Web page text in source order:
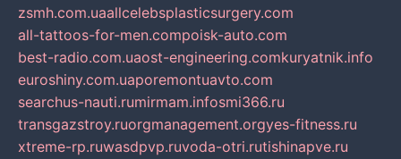
zsmh.com.uaallcelebsplasticsurgery.com
all-tattoos-for-men.compoisk-auto.com
best-radio.com.uaost-engineering.comkuryatnik.info
euroshiny.com.uaporemontuavto.com
searchus-nauti.rumirmam.infosmi366.ru
transgazstroy.ruorgmanagement.orgyes-fitness.ru
xtreme-rp.ruwasdpvp.ruvoda-otri.rutishinapve.ru